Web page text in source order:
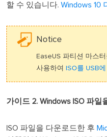
할 수 있습니다.Windows 10
Notice
EaseUS 파티션 마스
사용하여
ISO를 USB
가이드 2. Windows ISO 파일
ISO 파일을 다운로드한 후